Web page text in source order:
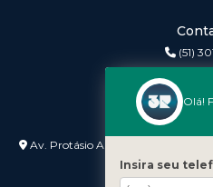
(51)
Av. Protásio Alves nº 3240 Lojas 7
-
Olá!
Insira seu